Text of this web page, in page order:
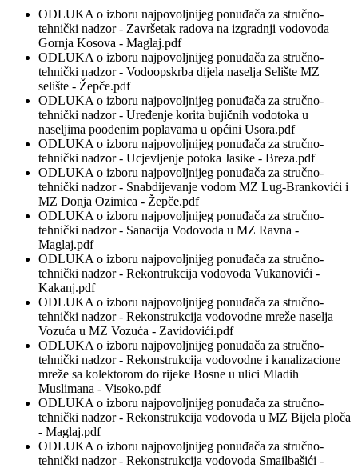
ODLUKA o izboru najpovoljnijeg ponuđača za stručno-
tehnički nadzor - Završetak radova na izgradnji vodovoda
Gornja Kosova - Maglaj.pdf
ODLUKA o izboru najpovoljnijeg ponuđača za stručno-
tehnički nadzor - Vodoopskrba dijela naselja Selište MZ
selište - Žepče.pdf
ODLUKA o izboru najpovoljnijeg ponuđača za stručno-
tehnički nadzor - Uređenje korita bujičnih vodotoka u
naseljima poođenim poplavama u općini Usora.pdf
ODLUKA o izboru najpovoljnijeg ponuđača za stručno-
tehnički nadzor - Ucjevljenje potoka Jasike - Breza.pdf
ODLUKA o izboru najpovoljnijeg ponuđača za stručno-
tehnički nadzor - Snabdijevanje vodom MZ Lug-Brankovići i
MZ Donja Ozimica - Žepče.pdf
ODLUKA o izboru najpovoljnijeg ponuđača za stručno-
tehnički nadzor - Sanacija Vodovoda u MZ Ravna -
Maglaj.pdf
ODLUKA o izboru najpovoljnijeg ponuđača za stručno-
tehnički nadzor - Rekontrukcija vodovoda Vukanovići -
Kakanj.pdf
ODLUKA o izboru najpovoljnijeg ponuđača za stručno-
tehnički nadzor - Rekonstrukcija vodovodne mreže naselja
Vozuća u MZ Vozuća - Zavidovići.pdf
ODLUKA o izboru najpovoljnijeg ponuđača za stručno-
tehnički nadzor - Rekonstrukcija vodovodne i kanalizacione
mreže sa kolektorom do rijeke Bosne u ulici Mladih
Muslimana - Visoko.pdf
ODLUKA o izboru najpovoljnijeg ponuđača za stručno-
tehnički nadzor - Rekonstrukcija vodovoda u MZ Bijela ploča
- Maglaj.pdf
ODLUKA o izboru najpovoljnijeg ponuđača za stručno-
tehnički nadzor - Rekonstrukcija vodovoda Smailbašići -